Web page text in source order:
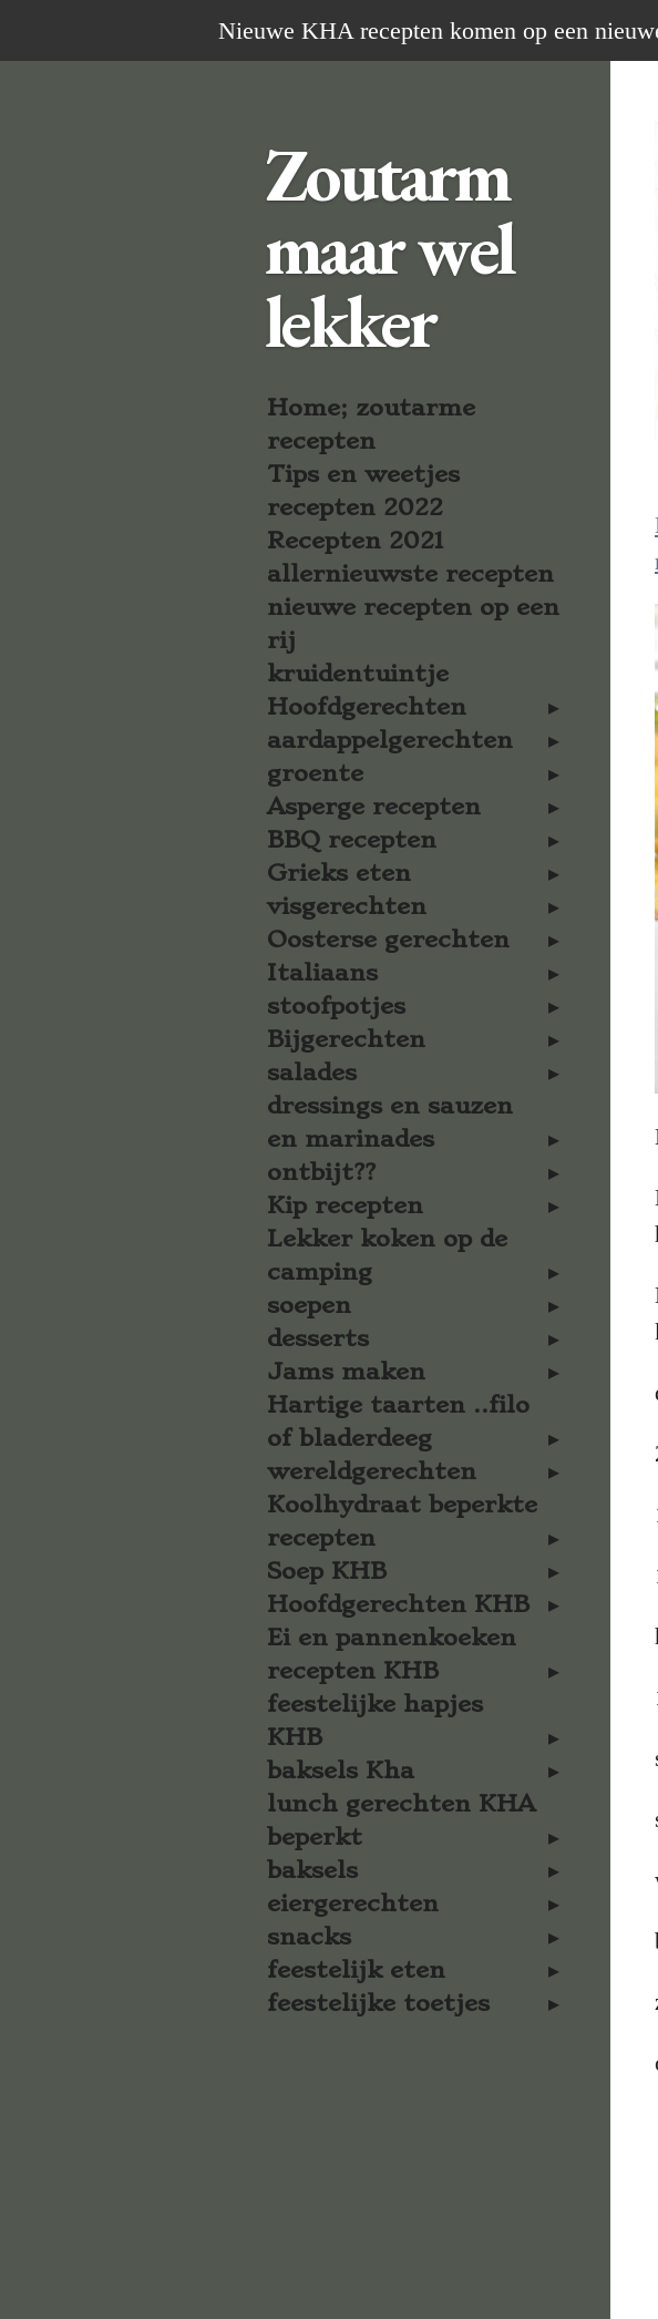
direct
Nieuwe KHA recepten komen op een
Zoutarm
maar wel
lekker
Home; zoutarme
recepten
Tips en weetjes
recepten 2022
Recepten 2021
allernieuwste recepten
nieuwe recepten op een
rij
kruidentuintje
Hoofdgerechten
aardappelgerechten
groente
Asperge recepten
BBQ recepten
Grieks eten
visgerechten
Oosterse gerechten
Italiaans
stoofpotjes
Bijgerechten
salades
dressings en sauzen
en marinades
ontbijt??
Kip recepten
Lekker koken op de
camping
soepen
desserts
Jams maken
Hartige taarten ..filo
of bladerdeeg
wereldgerechten
Koolhydraat beperkte
recepten
Soep KHB
Hoofdgerechten KHB
Ei en pannenkoeken
recepten KHB
feestelijke hapjes
KHB
baksels Kha
lunch gerechten KHA
beperkt
baksels
eiergerechten
snacks
feestelijk eten
feestelijke toetjes